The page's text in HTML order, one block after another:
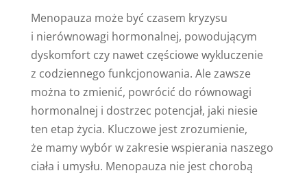
Menopauza może być czasem kryzysu
i nierównowagi hormonalnej, powodującym
dyskomfort czy nawet częściowe wykluczenie
z codziennego funkcjonowania. Ale zawsze
można to zmienić, powrócić do równowagi
hormonalnej i dostrzec potencjał, jaki niesie
ten etap życia. Kluczowe jest zrozumienie,
że mamy wybór w zakresie wspierania naszego
ciała i umysłu. Menopauza nie jest chorobą